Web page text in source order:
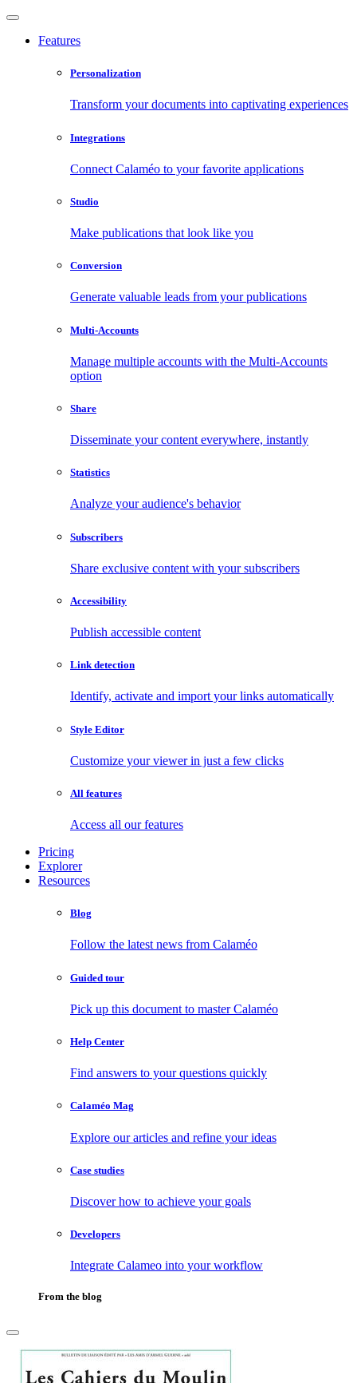
Features
Personalization
Transform your documents into captivating experiences
Integrations
Connect Calaméo to your favorite applications
Studio
Make publications that look like you
Conversion
Generate valuable leads from your publications
Multi-Accounts
Manage multiple accounts with the Multi-Accounts
option
Share
Disseminate your content everywhere, instantly
Statistics
Analyze your audience's behavior
Subscribers
Share exclusive content with your subscribers
Accessibility
Publish accessible content
Link detection
Identify, activate and import your links automatically
Style Editor
Customize your viewer in just a few clicks
All features
Access all our features
Pricing
Explorer
Resources
Blog
Follow the latest news from Calaméo
Guided tour
Pick up this document to master Calaméo
Help Center
Find answers to your questions quickly
Calaméo Mag
Explore our articles and refine your ideas
Case studies
Discover how to achieve your goals
Developers
Integrate Calameo into your workflow
From the blog